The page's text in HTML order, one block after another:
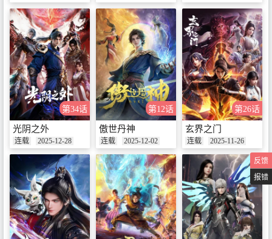
第34话
光阴之外
连载 2025-12-28
第12话
傲世丹神
连载 2025-12-02
第26话
玄界之门
连载 2025-11-26
反馈
报错